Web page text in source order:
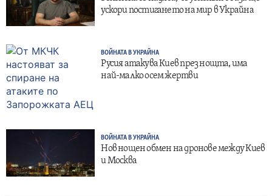
ускори постигането на мир в Украйна
ВОЙНАТА В УКРАЙНА
Русия атакува Киев през нощта, има
най-малко осем жертви
ВОЙНАТА В УКРАЙНА
Нов нощен обмен на дронове между Киев
и Москва